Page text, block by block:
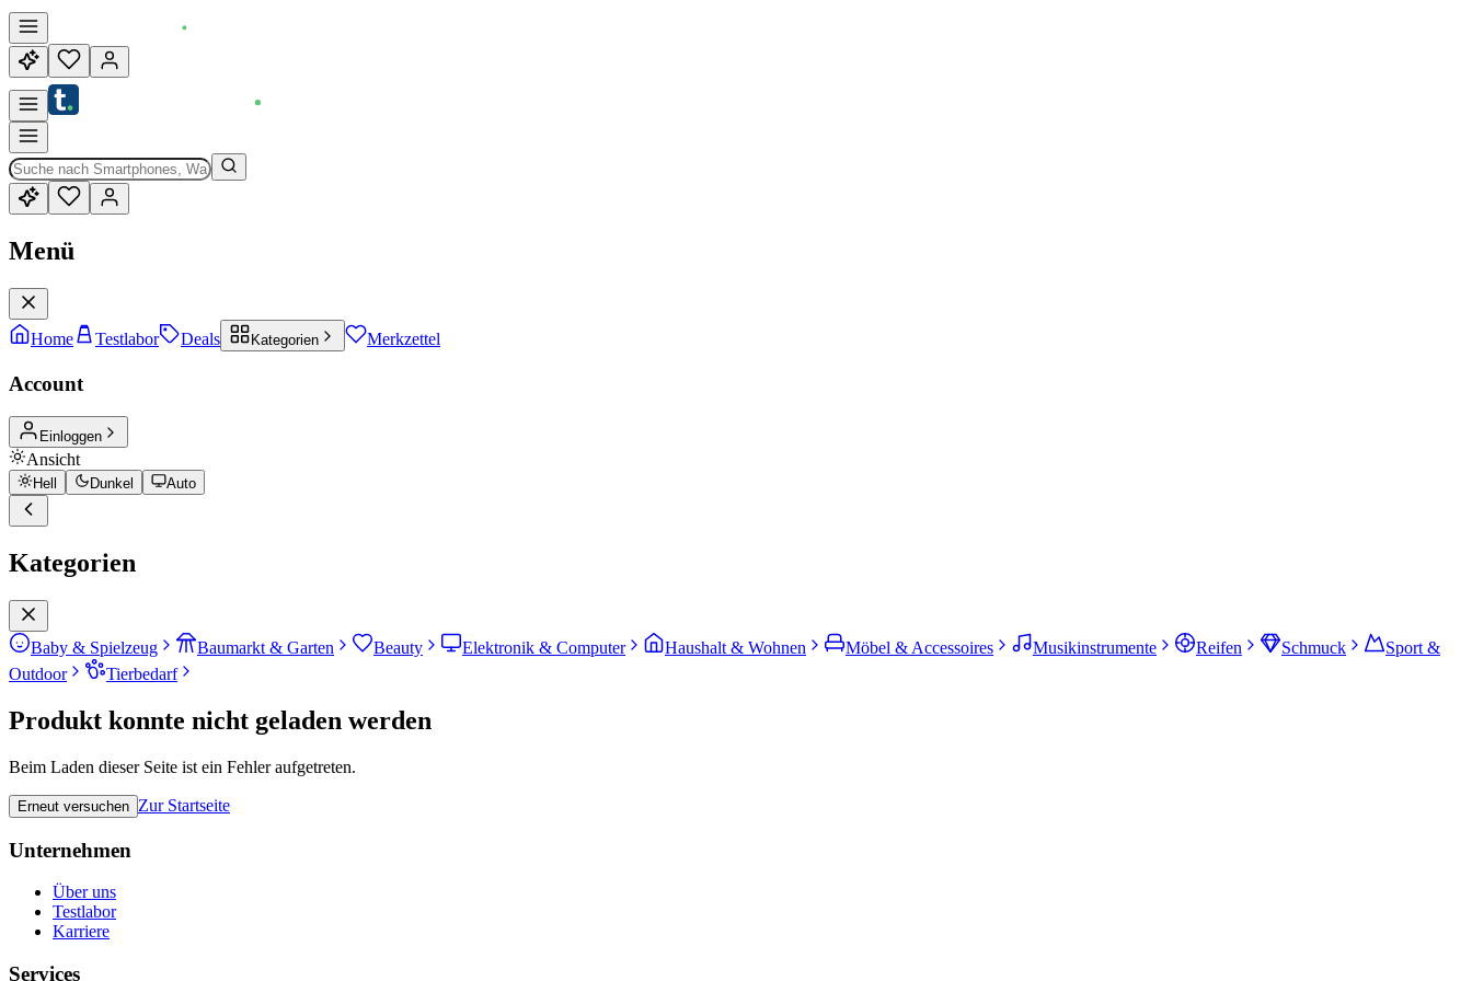
Menü
Home Testlabor Deals Kategorien Merkzettel
Account
Einloggen
Ansicht
Hell Dunkel Auto
Kategorien
Baby & Spielzeug Baumarkt & Garten Beauty Elektronik & Computer Haushalt & Wohnen Möbel & Accessoires Musikinstrumente Reifen Schmuck
Sport &
Outdoor
Tierbedarf
Produkt konnte nicht geladen werden
Beim Laden dieser Seite ist ein Fehler aufgetreten.
Erneut versuchen Zur Startseite
Unternehmen
Über uns
Testlabor
Karriere
Services